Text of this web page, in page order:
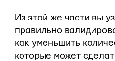
Из этой же части вы
правильно
как уменьшить
которые может